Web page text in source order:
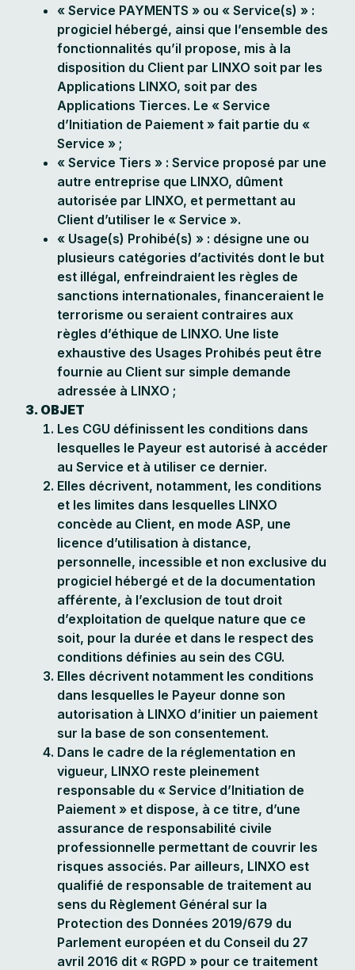
« Service PAYMENTS » ou « Service(s) » :
progiciel hébergé, ainsi que l’ensemble des
fonctionnalités qu’il propose, mis à la
disposition du Client par LINXO soit par les
Applications LINXO, soit par des
Applications Tierces. Le « Service
d’Initiation de Paiement » fait partie du «
Service » ;
« Service Tiers » : Service proposé par une
autre entreprise que LINXO, dûment
autorisée par LINXO, et permettant au
Client d’utiliser le « Service ».
« Usage(s) Prohibé(s) » : désigne une ou
plusieurs catégories d’activités dont le but
est illégal, enfreindraient les règles de
sanctions internationales, financeraient le
terrorisme ou seraient contraires aux
règles d’éthique de LINXO. Une liste
exhaustive des Usages Prohibés peut être
fournie au Client sur simple demande
adressée à LINXO ;
3. OBJET
Les CGU définissent les conditions dans
lesquelles le Payeur est autorisé à accéder
au Service et à utiliser ce dernier.
Elles décrivent, notamment, les conditions
et les limites dans lesquelles LINXO
concède au Client, en mode ASP, une
licence d’utilisation à distance,
personnelle, incessible et non exclusive du
progiciel hébergé et de la documentation
afférente, à l’exclusion de tout droit
d’exploitation de quelque nature que ce
soit, pour la durée et dans le respect des
conditions définies au sein des CGU.
Elles décrivent notamment les conditions
dans lesquelles le Payeur donne son
autorisation à LINXO d’initier un paiement
sur la base de son consentement.
Dans le cadre de la réglementation en
vigueur, LINXO reste pleinement
responsable du « Service d’Initiation de
Paiement » et dispose, à ce titre, d’une
assurance de responsabilité civile
professionnelle permettant de couvrir les
risques associés. Par ailleurs, LINXO est
qualifié de responsable de traitement au
sens du Règlement Général sur la
Protection des Données 2019/679 du
Parlement européen et du Conseil du 27
avril 2016 dit « RGPD » pour ce traitement